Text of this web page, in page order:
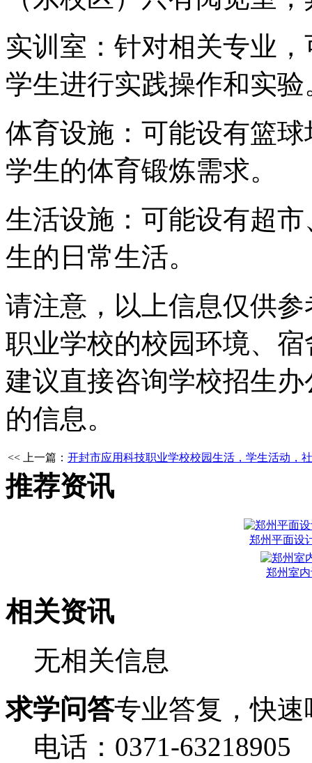
实训室：针对相关专业
学生进行实践操作和实验
体育设施：可能设有篮
学生的体育锻炼需求。
生活设施：可能设有超
生的日常生活。
请注意，以上信息仅供
职业学校的校园环境、
建议直接咨询学校招生
的信息。
<< 上一篇： 开封市应用科技职业学校校园生活，学生活动，
推荐资讯
郑州平面设
郑州室
相关资讯
无相关信息
求学问答专业答复，快速
电话：0371-63218905